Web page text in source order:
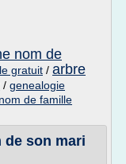
nom de
gratuit / arbre
/ genealogie
de famille
de son mari